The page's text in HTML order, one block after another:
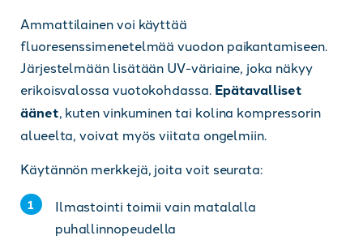
Ammattilainen voi käyttää
fluoresenssimenetelmää vuodon paikantamiseen.
Järjestelmään lisätään UV-väriaine, joka näkyy
erikoisvalossa vuotokohdassa. Epätavalliset
äänet, kuten vinkuminen tai kolina kompressorin
alueelta, voivat myös viitata ongelmiin.
Käytännön merkkejä, joita voit seurata:
Ilmastointi toimii vain matalalla
puhallinnopeudella